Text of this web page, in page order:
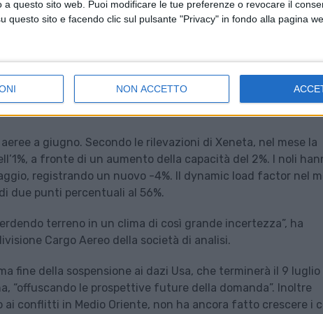
a questo sito web. Puoi modificare le tue preferenze o revocare il
questo sito e facendo clic sul pulsante "Privacy" in fondo alla pagina
NON ACCETTO
a giugno. Secondo le rilevazioni di Xeneta, nel mese la
a fronte di un aumento della capacità del 2%. I noli
registrando un nuovo -4%. Il dynamic load factor nel
due punti percentuali al 56%.
terreno in un clima di così grande incertezza”, ha
Cargo Aereo della società di analisi.
fine della sospensione ai dazi Usa, che terminerà il 9 luglio
“offuscando le prospettive future della domanda”. Inoltre
conflitti in Medio Oriente, non ha ancora fatto crescere i